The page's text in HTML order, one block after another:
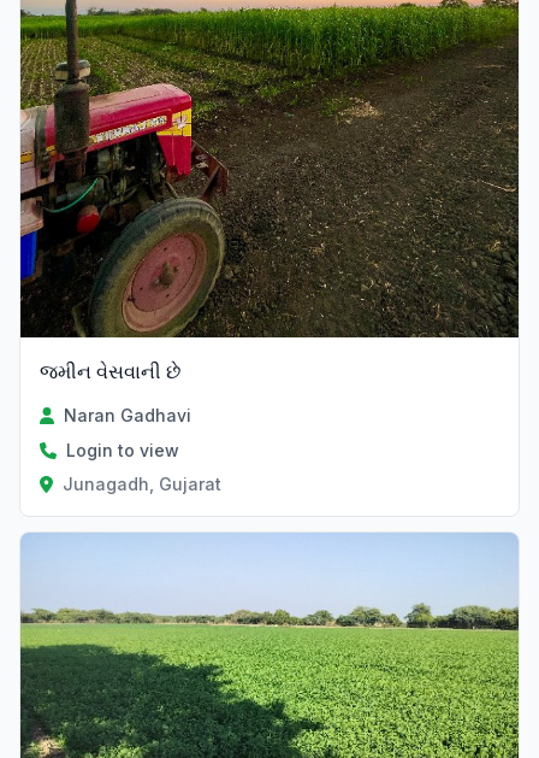
જમીન વેસવાની છે
Naran Gadhavi
Login to view
Junagadh, Gujarat